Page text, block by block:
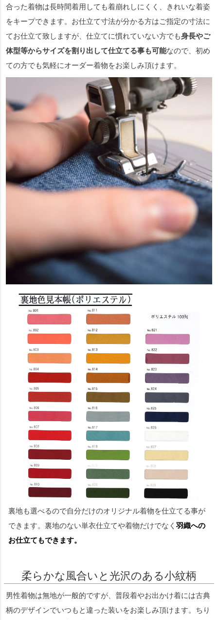
合った着物は長時間着用しても着崩れしにくく、きれいな着姿
をキープできます。お仕立て寸法が分かる方はご指定の寸法に
てお仕立て致しますが、仕立てに慣れていない方でも身長やご
体型等からサイズを割り出して仕立てる事も可能なので、初め
ての方でも気軽にオーダー着物をお楽しみ頂けます。
裏地も選べるので自分だけのオリジナル着物を仕立てる事が
できます。裏地のない単衣仕立てや着物だけでなく 羽織への
お仕立てもできます。
柔らかな風合いと光沢のある小紋柄
男性着物は無地が一般的ですが、普段着やお出かけ着には古典
柄のデザインでいつもと違った装いをお楽しみ頂けます。ちり